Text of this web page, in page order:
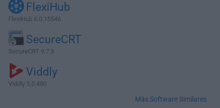
FlexiHub
FlexiHub 6.0.15546
SecureCRT
SecureCRT 9.7.3
Viddly
Viddly 5.0.480
Más Software Similares